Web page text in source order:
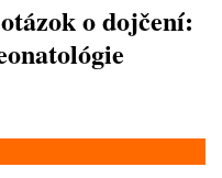
o dojčení: